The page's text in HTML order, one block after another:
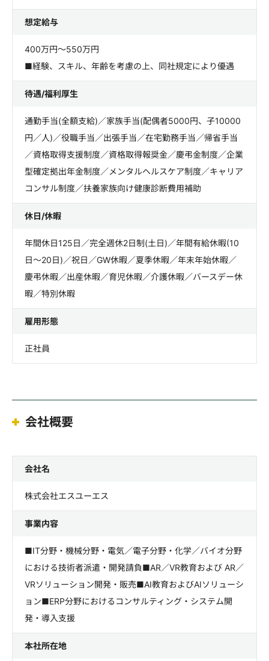
想定給与
400万円～550万円
■経験、スキル、年齢を考慮の上、同社規定により優遇
待遇/福利厚生
通勤手当(全額支給)／家族手当(配偶者5000円、子10000
円／人)／役職手当／出張手当／在宅勤務手当／帰省手当
／資格取得支援制度／資格取得報奨金／慶弔金制度／企業
型確定拠出年金制度／メンタルヘルスケア制度／キャリア
コンサル制度／扶養家族向け健康診断費用補助
休日/休暇
年間休日125日／完全週休2日制(土日)／年間有給休暇(10
日～20日)／祝日／GW休暇／夏季休暇／年末年始休暇／
慶弔休暇／出産休暇／育児休暇／介護休暇／バースデー休
暇／特別休暇
雇用形態
正社員
会社概要
会社名
株式会社エスユーエス
事業内容
■IT分野・機械分野・電気／電子分野・化学／バイオ分野
における技術者派遣・開発請負■AR／VR教育および AR／
VRソリューション開発・販売■AI教育およびAIソリューシ
ョン■ERP分野におけるコンサルティング・システム開
発・導入支援
本社所在地